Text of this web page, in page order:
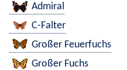
Admiral
C-Falter
Großer Feuerfuchs
Großer Fuchs